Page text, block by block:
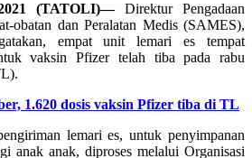
(TATOLI)— Direktur Pengadaan
obatan dan Peralatan Medis (SAMES),
empat unit lemari es tempat
vaksin Pfizer telah tiba pada rabu
1.620 dosis vaksin Pfizer tiba di TL
lemari es, untuk penyimpanan
anak anak, diproses melalui Organisasi